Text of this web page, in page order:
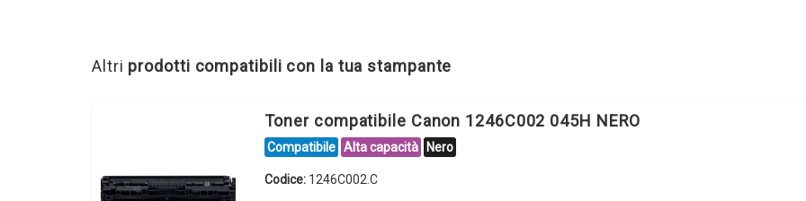
Altri prodotti compatibili con la tua stampante
Toner compatibile Canon 1246C002 045H NERO
Compatibile Alta capacità Nero
Codice: 1246C002.C